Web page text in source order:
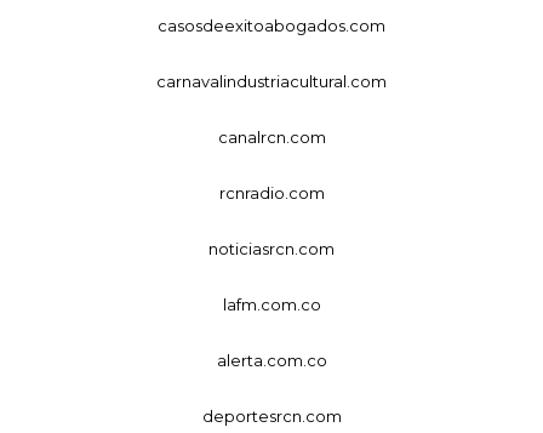
casosdeexitoabogados.com
carnavalindustriacultural.com
canalrcn.com
rcnradio.com
noticiasrcn.com
lafm.com.co
alerta.com.co
deportesrcn.com